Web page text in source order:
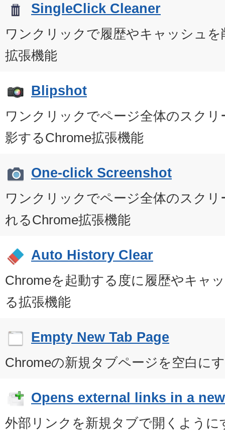
SingleClick Cleaner
ワンクリックで履歴やキャッシュ
拡張機能
Blipshot
ワンクリックでページ全体のスク
影するChrome拡張機能
One-click Screenshot
ワンクリックでページ全体のスク
れるChrome拡張機能
Auto History Clear
Chromeを起動する度に履歴やキャ
る拡張機能
Empty New Tab Page
Chromeの新規タブページを空白に
Opens external links in a
外部リンクを新規タブで開くように